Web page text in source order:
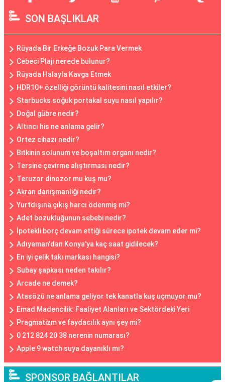
SON BAŞLIKLAR
Rüyada Bir Erkeğe Bozuk Para Vermek
Cebeci Plajı nerede bulunur?
Rüyada Halayla Kavga Etmek
HDR10+ özelliği görüntü kalitesini nasıl etkiler?
Starbucks soğuk portakal suyu nasıl yapılır?
Doğal gübre nedir?
Altıncı his ne anlama gelir?
Ortez cihazı nedir?
Bitkinin solunum ve boşaltım organı nedir?
Tersine çevirme alıştırması nedir?
Teruzor dinozor mu kuş mu?
Akran danişmanliği nedir?
Yurtdışına çıkış harcı ödenmiş mi?
Adet bozukluğunun sebebi nedir?
İpotekli borç devam ettiği sürece ipotek devam eder mi?
Adıyaman'dan Konya'ya kaç saat gidilecek?
En iyi çelik takı markası hangisi?
Subay şapkası neden takılır?
Arcade ne demek?
Atasözü ne anlama geliyor tek kanatla kuş uçmuyor mu?
Emad Madencilik: Faaliyet Alanları ve Sektördeki Yeri
Pragmatizm ve faydacılık aynı şey mi?
0 212 824 20 38 nerenin numarası?
Apple 9 watch suya dayanıklı mı?
SPONSOR BAĞLANTILAR